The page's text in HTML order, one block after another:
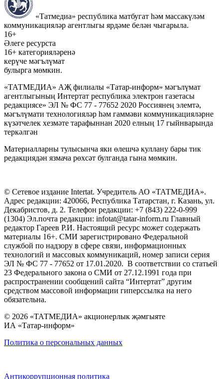
«Татмедиа» республика матбугат һәм массакүләм
коммуникацияләр агентлыгы ярдәме белән чыгарыла.
16+
Әлеге ресурста
16+ категорияләренә
керүче мәгълүмат
булырга мөмкин.
«ТАТМЕДИА» АҖ филиалы «Татар-информ» мәгълүмат
агентлыгының Интертат республика электрон газетасы
редакциясе» ЭЛ № ФС 77 - 77652 2020 Россиянең элемтә,
мәгълүмати технологияләр һәм гаммәви коммуникацияләрне
күзәтчелек хезмәте тарафыннан 2020 елның 17 гыйнварында
теркәлгән
Материалларны тулысынча яки өлешчә куллану бары тик
редакциядән язмача рөхсәт булганда гына мөмкин.
© Сетевое издание Intertat. Учредитель АО «ТАТМЕДИА».
Адрес редакции: 420066, Республика Татарстан, г. Казань, ул.
Декабристов, д. 2. Телефон редакции: +7 (843) 222-0-999
(1304) Эл.почта редакции: infotat@tatar-inform.ru Главный
редактор Гареев Р.И. Настоящий ресурс может содержать
материалы 16+. СМИ зарегистрировано Федеральной
службой по надзору в сфере связи, информационных
технологий и массовых коммуникаций, номер записи серия
ЭЛ № ФС 77 - 77652 от 17.01.2020. В соответствии со статьей
23 Федерального закона о СМИ от 27.12.1991 года при
распространении сообщений сайта “Интертат” другим
средством массовой информации гиперссылка на него
обязательна.
© 2026 «ТАТМЕДИА» акционерлык җәмгыяте
ИА «Татар-информ»
Политика о персональных данных
Антикоррупционная политика